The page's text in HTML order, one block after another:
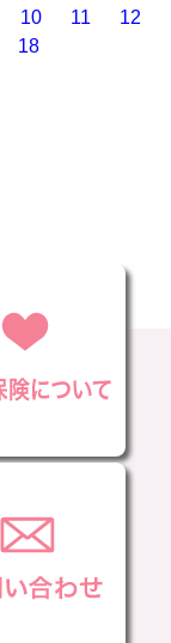
10 11
12
18